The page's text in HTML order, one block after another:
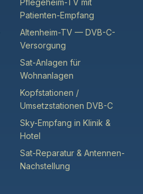
Pflegeheim-TV mit
Patienten-Empfang
Altenheim-TV — DVB-C-
Versorgung
Sat-Anlagen für
Wohnanlagen
Kopfstationen /
Umsetzstationen DVB-C
Sky-Empfang in Klinik &
Hotel
Sat-Reparatur & Antennen-
Nachstellung